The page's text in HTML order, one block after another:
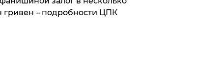
гривен – подробности ЦПК